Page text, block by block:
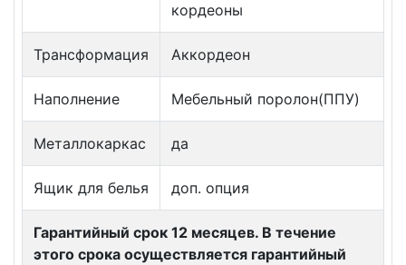
кордеоны
Трансформация Аккордеон
Наполнение Мебельный поролон(ППУ)
Металлокаркас да
Ящик для белья доп. опция
Гарантийный срок 12 месяцев. В течение
этого срока осуществляется гарантийный